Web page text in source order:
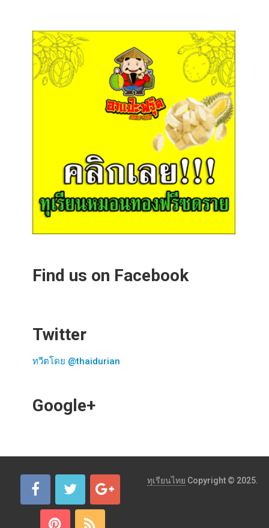
Find us on Facebook
Twitter
ทวีตโดย @thaidurian
Google+
ทุเรียนไทย Copyright © 2025.